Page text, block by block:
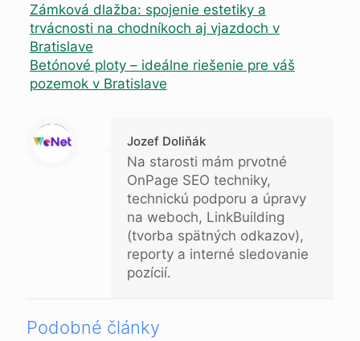
Zámková dlažba: spojenie estetiky a
trvácnosti na chodníkoch aj vjazdoch v
Bratislave
Betónové ploty – ideálne riešenie pre váš
pozemok v Bratislave
Warning
: Trying to access array offset on null in
/data/b/e/bee37f70-0f83-454a-8676-0156b88cd957/blogujeme.online/web/wp-content/themes/betheme-child/includes/content-single.php
on line
286
Jozef Doliňák
Na starosti mám prvotné
OnPage SEO techniky,
technickú podporu a úpravy
na weboch, LinkBuilding
(tvorba spätných odkazov),
reporty a interné sledovanie
pozícií.
Podobné články